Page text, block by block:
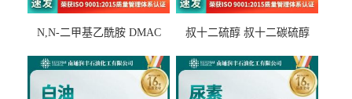
N,N-二甲基乙酰胺 DMAC
叔十二硫醇 叔十二碳硫醇